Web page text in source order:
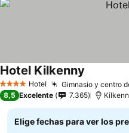
4 EstrellasHotel Gimnasio y centro
Hotel Kilkenny
8,5 Excelente 7.365
Elige fechas para ver los